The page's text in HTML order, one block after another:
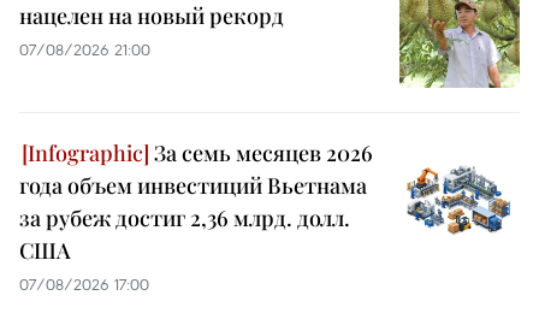
нацелен на новый рекорд
07/08/2026 21:00
За семь месяцев 2026
года объем инвестиций Вьетнама
за рубеж достиг 2,36 млрд. долл.
США
07/08/2026 17:00